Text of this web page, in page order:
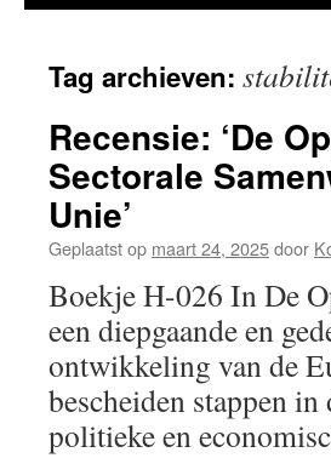
Tag archieven:
Recensie: ‘De
Sectorale
Unie’
Geplaatst op maart 24, 2025door
Boekje H-026 In De
een diepgaande en
ontwikkeling van de
bescheiden stappen
politieke en